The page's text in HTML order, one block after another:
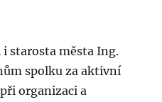
starosta města Ing.
spolku za aktivní
organizaci a